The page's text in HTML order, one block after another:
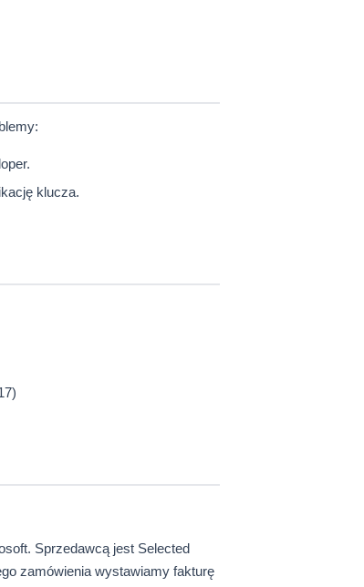
klucza.
Sprzedawcą jest Selected
zamówienia wystawiamy fakturę